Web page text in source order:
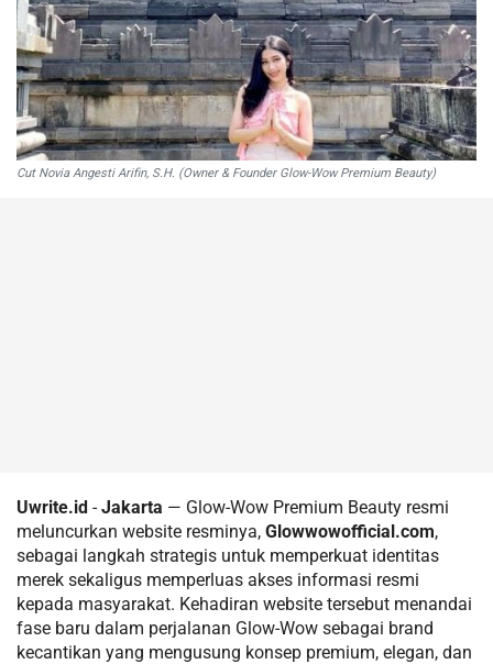
Cut Novia Angesti Arifin, S.H. (Owner & Founder Glow-Wow Premium Beauty)
Uwrite.id -Jakarta — Glow-Wow Premium Beauty resmi
meluncurkan website resminya, Glowwowofficial.com,
sebagai langkah strategis untuk memperkuat identitas
merek sekaligus memperluas akses informasi resmi
kepada masyarakat. Kehadiran website tersebut menandai
fase baru dalam perjalanan Glow-Wow sebagai brand
kecantikan yang mengusung konsep premium, elegan, dan